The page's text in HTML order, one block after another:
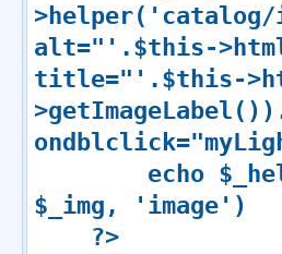
alt="'.$this-
title="'.$this-
echo
$_img, 'image')
?>